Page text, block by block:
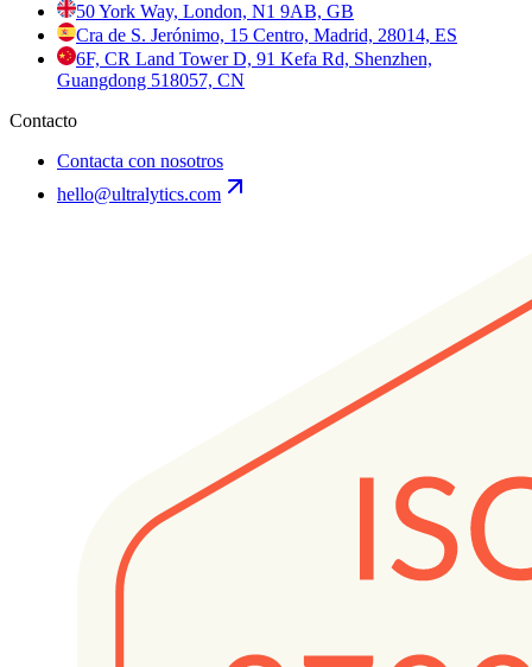
50 York Way, London, N1 9AB, GB
Cra de S. Jerónimo, 15 Centro, Madrid, 28014, ES
6F, CR Land Tower D, 91 Kefa Rd, Shenzhen,
Guangdong 518057, CN
Contacto
Contacta con nosotros
hello@ultralytics.com